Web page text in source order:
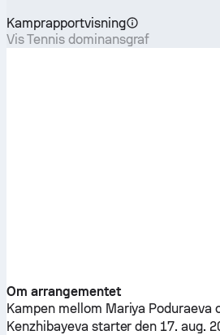
Kamprapportvisning
Vis Tennis dominansgraf
Om arrangementet
Kampen mellom Mariya Poduraeva
Kenzhibayeva starter den 17. aug.